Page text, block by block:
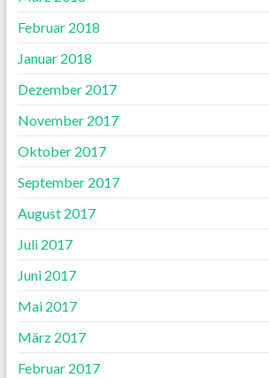
Februar 2018
Januar 2018
Dezember 2017
November 2017
Oktober 2017
September 2017
August 2017
Juli 2017
Juni 2017
Mai 2017
März 2017
Februar 2017